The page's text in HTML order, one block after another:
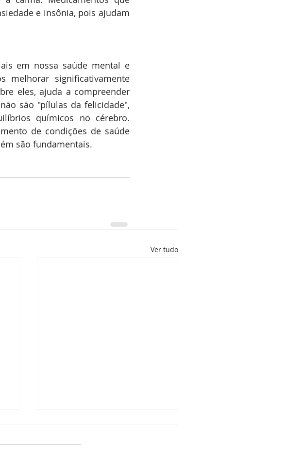
e insônia, pois ajudam
em nossa saúde mental e
melhorar significativamente
eles, ajuda a compreender
são "pílulas da felicidade",
químicos no cérebro.
de condições de saúde
são fundamentais.
Ver tudo